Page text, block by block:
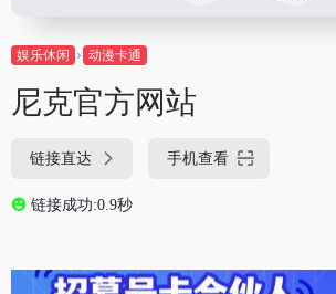
娱乐休闲 动漫卡通
尼克官方网站
链接直达 手机查看
链接成功:0.9秒